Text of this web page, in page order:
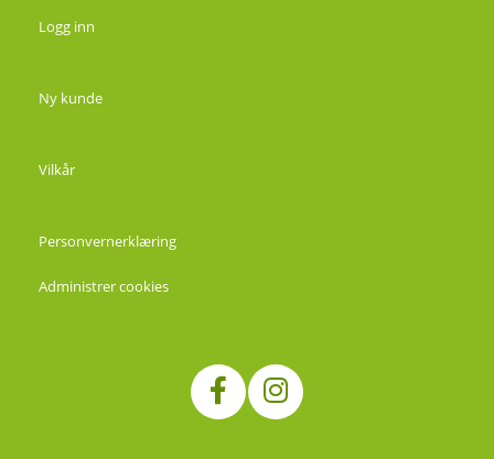
Logg inn
Ny kunde
Vilkår
Personvernerklæring
Administrer cookies